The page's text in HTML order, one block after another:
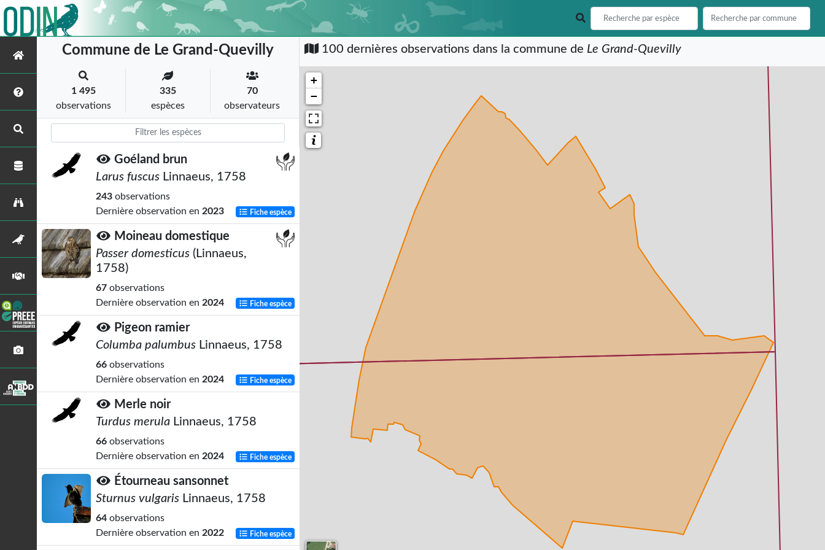
Commune de Le Grand-Quevilly
1 495
observations
335
espèces
70
observateurs
Goéland brun
Larus fuscus Linnaeus, 1758
243 observations
Dernière observation en 2023 Fiche espèce
Moineau domestique
Passer domesticus (Linnaeus,
1758)
67 observations
Dernière observation en 2024 Fiche espèce
Pigeon ramier
Columba palumbus Linnaeus, 1758
66 observations
Dernière observation en 2024 Fiche espèce
Merle noir
Turdus merula Linnaeus, 1758
66 observations
Dernière observation en 2024 Fiche espèce
Étourneau sansonnet
Sturnus vulgaris Linnaeus, 1758
64 observations
Dernière observation en 2022 Fiche espèce
100 dernières observations dans la commune de Le Grand-Quevilly
+
−